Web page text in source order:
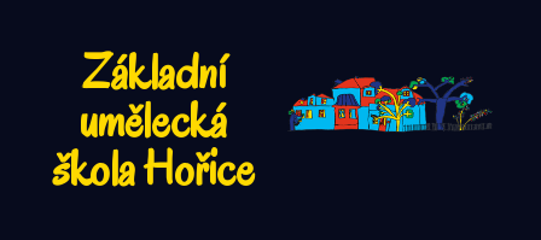
Základní
umělecká
škola Hořice